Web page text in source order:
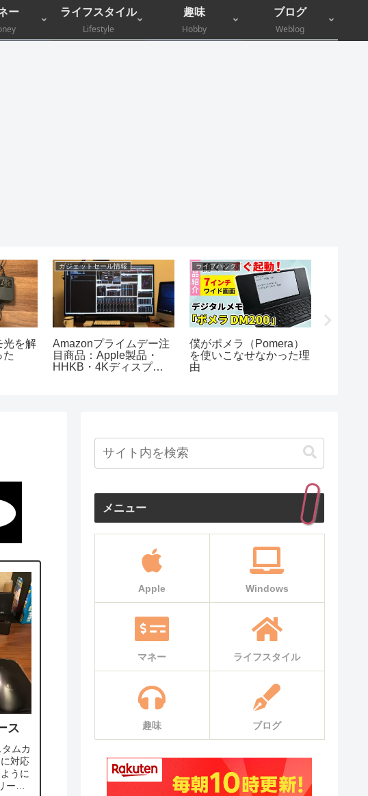
ー
ライフスタイル
Lifestyle
趣味
Hobby
ブログ
Weblog
光を解
た
ガジェットセール情報
Amazonプライムデー注
目商品：Apple製品・
HHKB・4Kディスプレ
ライフハック
僕がポメラ（Pomera）
を使いこなせなかった理
由
ス
ムカ
対応
うに
ース
メニュー
Apple Windows
マネー ライフスタイル
趣味 ブログ